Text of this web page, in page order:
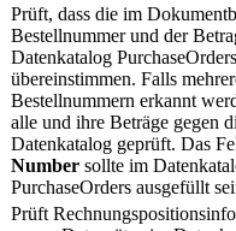
Prüft, dass die im
Bestellnummer und der
Datenkatalog PurchaseOrders
übereinstimmen. Falls
Bestellnummern erkannt
alle und ihre Beträge gegen
Datenkatalog geprüft. Das
Number sollte im
PurchaseOrders ausgefüllt
Prüft